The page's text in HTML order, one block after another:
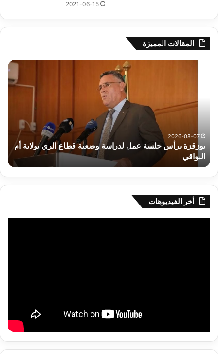
2021-06-15
المقالات المميزة
لدراسة
الري
بولاية
البواقي
2026-08-07
بوزقزة يرأس جلسة عمل لدراسة وضعية قطاع الري بولاية أم
البواقي
أخر الفيديوهات